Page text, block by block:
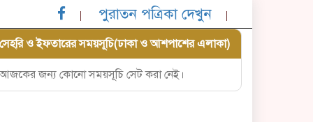
পুরাতন পত্রিকা দেখুন
সেহরি ও ইফতারের সময়সূচি(ঢাকা ও আশপাশের এলাকা)
আজকের জন্য কোনো সময়সূচি সেট করা নেই।